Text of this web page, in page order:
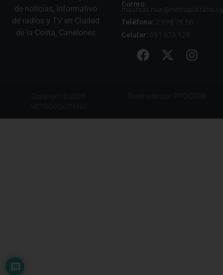
de noticias, Informativo
de radios y TV en Ciudad
de la Costa, Canelones
Correo:
mauricio.riva@metropolitano.uy
Teléfono: 2 698 78 66
Celular: 091 673 129